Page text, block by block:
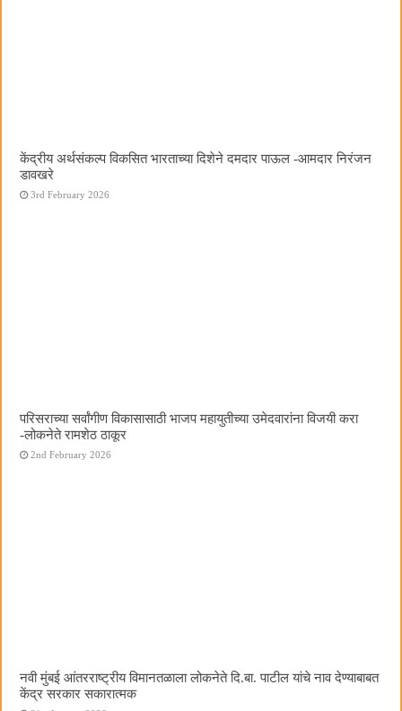
केंद्रीय अर्थसंकल्प विकसित भारताच्या दिशेने दमदार पाऊल -आमदार निरंजन
डावखरे
3rd February 2026
परिसराच्या सर्वांगीण विकासासाठी भाजप महायुतीच्या उमेदवारांना विजयी करा
-लोकनेते रामशेठ ठाकूर
2nd February 2026
नवी मुंबई आंतरराष्ट्रीय विमानतळाला लोकनेते दि.बा. पाटील यांचे नाव देण्याबाबत
केंद्र सरकार सकारात्मक